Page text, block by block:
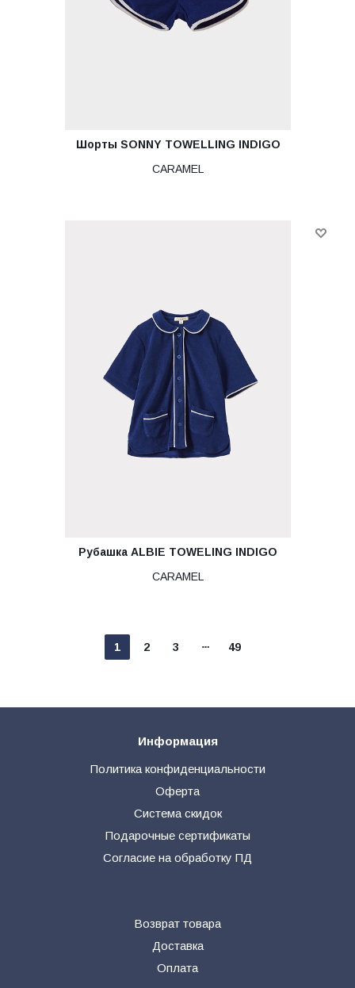
Шорты SONNY TOWELLING INDIGO
CARAMEL
Рубашка ALBIE TOWELING INDIGO
CARAMEL
1 2 3 49
Информация
Политика конфиденциальности
Оферта
Система скидок
Подарочные сертификаты
Согласие на обработку ПД
Возврат товара
Доставка
Оплата